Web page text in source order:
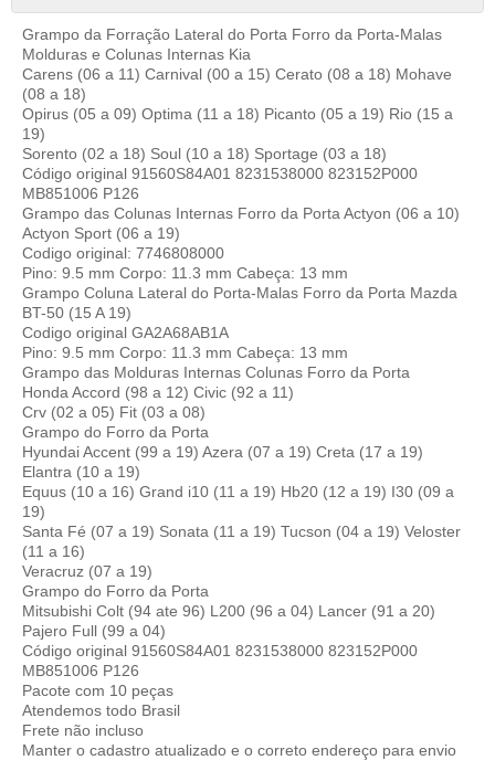
Grampo da Forração Lateral do Porta Forro da Porta-Malas
Molduras e Colunas Internas Kia
Carens (06 a 11) Carnival (00 a 15) Cerato (08 a 18) Mohave
(08 a 18)
Opirus (05 a 09) Optima (11 a 18) Picanto (05 a 19) Rio (15 a
19)
Sorento (02 a 18) Soul (10 a 18) Sportage (03 a 18)
Código original 91560S84A01 8231538000 823152P000
MB851006 P126
Grampo das Colunas Internas Forro da Porta Actyon (06 a 10)
Actyon Sport (06 a 19)
Codigo original: 7746808000
Pino: 9.5 mm Corpo: 11.3 mm Cabeça: 13 mm
Grampo Coluna Lateral do Porta-Malas Forro da Porta Mazda
BT-50 (15 A 19)
Codigo original GA2A68AB1A
Pino: 9.5 mm Corpo: 11.3 mm Cabeça: 13 mm
Grampo das Molduras Internas Colunas Forro da Porta
Honda Accord (98 a 12) Civic (92 a 11)
Crv (02 a 05) Fit (03 a 08)
Grampo do Forro da Porta
Hyundai Accent (99 a 19) Azera (07 a 19) Creta (17 a 19)
Elantra (10 a 19)
Equus (10 a 16) Grand i10 (11 a 19) Hb20 (12 a 19) I30 (09 a
19)
Santa Fé (07 a 19) Sonata (11 a 19) Tucson (04 a 19) Veloster
(11 a 16)
Veracruz (07 a 19)
Grampo do Forro da Porta
Mitsubishi Colt (94 ate 96) L200 (96 a 04) Lancer (91 a 20)
Pajero Full (99 a 04)
Código original 91560S84A01 8231538000 823152P000
MB851006 P126
Pacote com 10 peças
Atendemos todo Brasil
Frete não incluso
Manter o cadastro atualizado e o correto endereço para envio